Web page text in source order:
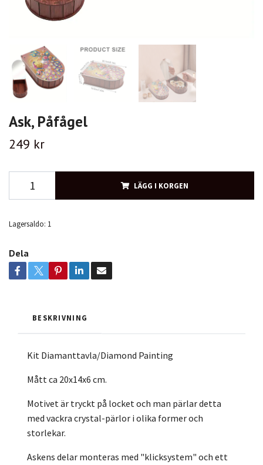
Ask, Påfågel
249 kr
LÄGG I KORGEN
Lagersaldo: 1
Dela
BESKRIVNING
Kit Diamanttavla/Diamond Painting
Mått ca 20x14x6 cm.
Motivet är tryckt på locket och man pärlar detta
med vackra crystal-pärlor i olika former och
storlekar.
Askens delar monteras med "klicksystem" och ett